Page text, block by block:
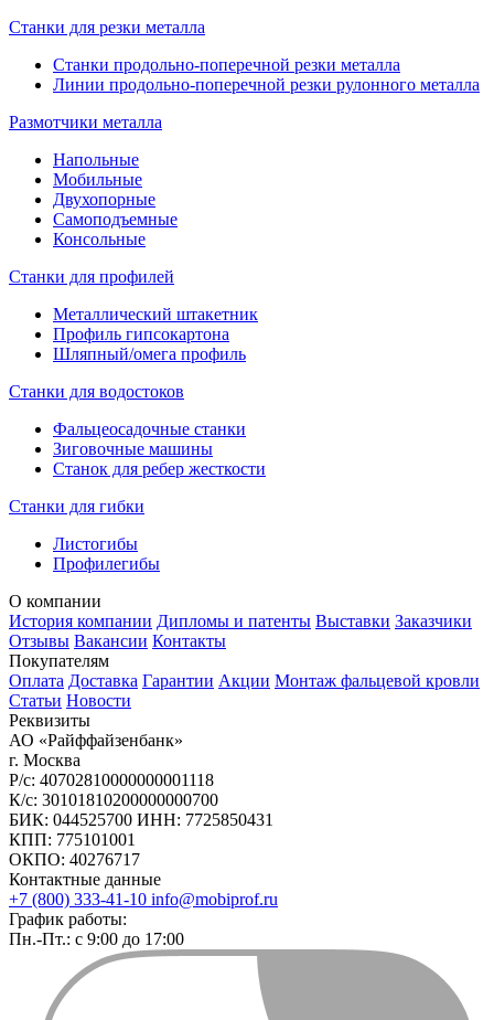
Станки для резки металла
Станки продольно-поперечной резки металла
Линии продольно-поперечной резки рулонного металла
Размотчики металла
Напольные
Мобильные
Двухопорные
Самоподъемные
Консольные
Станки для профилей
Металлический штакетник
Профиль гипсокартона
Шляпный/омега профиль
Станки для водостоков
Фальцеосадочные станки
Зиговочные машины
Станок для ребер жесткости
Станки для гибки
Листогибы
Профилегибы
О компании
История компании Дипломы и патенты Выставки Заказчики
Отзывы Вакансии Контакты
Покупателям
Оплата Доставка Гарантии Акции Монтаж фальцевой кровли
Статьи Новости
Реквизиты
АО «Райффайзенбанк»
г. Москва
Р/с: 40702810000000001118
К/с: 30101810200000000700
БИК: 044525700 ИНН: 7725850431
КПП: 775101001
ОКПО: 40276717
Контактные данные
+7 (800) 333-41-10 info@mobiprof.ru
График работы:
Пн.-Пт.: с 9:00 до 17:00